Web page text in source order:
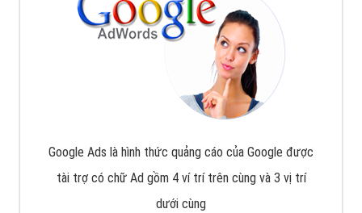
Google Ads là hình thức quảng cáo của Google được
tài trợ có chữ Ad gồm 4 ví trí trên cùng và 3 vị trí
dưới cùng